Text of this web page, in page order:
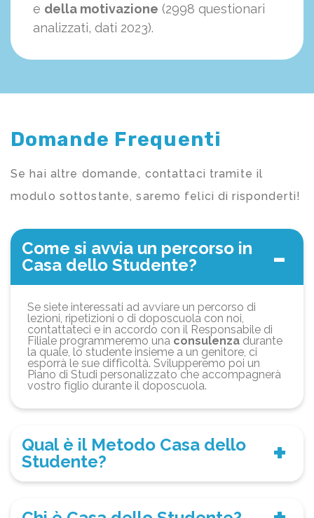
e della motivazione (2998 questionari
analizzati, dati 2023).
Domande Frequenti
Se hai altre domande, contattaci tramite il
modulo sottostante, saremo felici di risponderti!
Come si avvia un percorso in
Casa dello Studente?
Se siete interessati ad avviare un percorso di
lezioni, ripetizioni o di doposcuola con noi,
contattateci e in accordo con il Responsabile di
Filiale programmeremo una consulenza durante
la quale, lo studente insieme a un genitore, ci
esporrà le sue difficoltà. Svilupperemo poi un
Piano di Studi personalizzato che accompagnerà
vostro figlio durante il doposcuola.
Qual è il Metodo Casa dello
Studente?